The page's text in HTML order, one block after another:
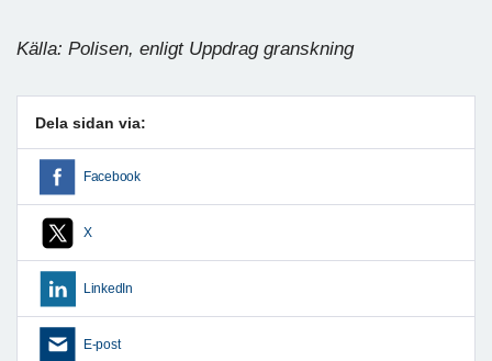
Källa: Polisen, enligt Uppdrag granskning
Dela sidan via:
Facebook
X
LinkedIn
E-post